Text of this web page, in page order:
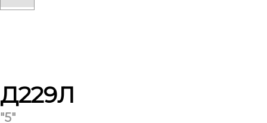
Д229Л
"5"